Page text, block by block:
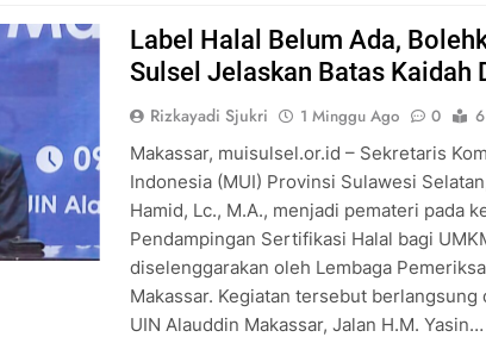
Label Halal Belum Ada,
Sulsel Jelaskan Batas Kaidah
Rizkayadi Sjukri 1 Minggu Ago 0
Makassar, muisulsel.or.id – Sekretaris
Indonesia (MUI) Provinsi Sulawesi
Hamid, Lc., M.A., menjadi pemateri pada
Pendampingan Sertifikasi Halal bagi
diselenggarakan oleh Lembaga
Makassar. Kegiatan tersebut
UIN Alauddin Makassar, Jalan H.M. Yasin…